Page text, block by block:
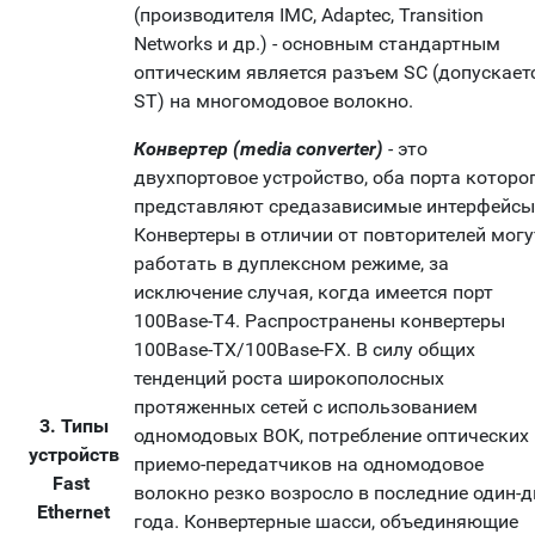
3. Типы
устройств
Fast
Ethernet
(производителя IMC, Adaptec, Transition
Networks и др.) - основным стандартным
оптическим является разъем SC
ST) на многомодовое волокно.
Конвертер (media converter) - это
двухпортовое устройство, оба порта
представляют средазависимые
Конвертеры в отличии от повторителей
работать в дуплексном режиме, за
исключение случая, когда имеется порт
100Base-T4. Распространены конвертеры
100Base-TX/100Base-FX. В силу общих
тенденций роста широкополосных
протяженных сетей с использованием
одномодовых ВОК, потребление оптических
приемо-передатчиков на одномодовое
волокно резко возросло в последние один-
года. Конвертерные шасси, объединяющие